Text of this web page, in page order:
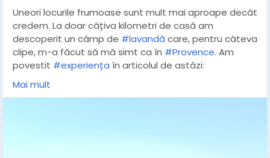
Uneori locurile frumoase sunt mult mai aproape decât
credem. La doar câțiva kilometri de casă am
descoperit un câmp de #lavandă care, pentru câteva
clipe, m-a făcut să mă simt ca în #Provence. Am
povestit #experiența în articolul de astăzi:
https://www.mihaelatoila.ro/2026/06/la-doi-pasi-de-
acasa-in-campul-de.html
Mai mult